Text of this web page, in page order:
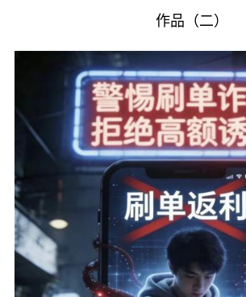
作品（二）